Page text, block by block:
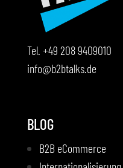
Tel. +49 208 9409010
info@b2btalks.de
BLOG
B2B eCommerce